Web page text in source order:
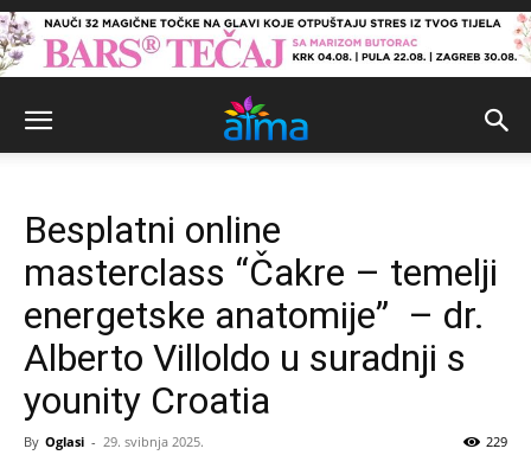
Besplatni online
masterclass “Čakre – temelji
energetske anatomije” – dr.
Alberto Villoldo u suradnji s
younity Croatia
By Oglasi - 29. svibnja 2025. 229